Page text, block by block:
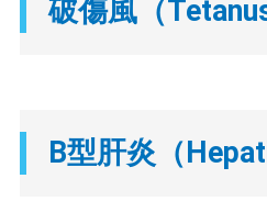
破傷風（Tetanus
B型肝炎（